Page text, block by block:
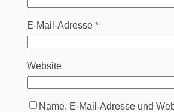
E-Mail-Adresse *
Website
Name, E-Mail-Adresse und